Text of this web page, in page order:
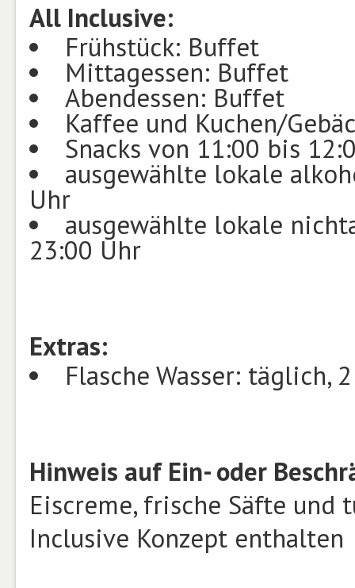
All Inclusive:
Frühstück: Buffet
Mittagessen: Buffet
Abendessen: Buffet
Kaffee und Kuchen/
Snacks von 11:00 bis
ausgewählte lokale
Uhr
ausgewählte lokale
23:00 Uhr
Extras:
Flasche Wasser: täglich,
Hinweis auf Ein- oder
Eiscreme, frische Säfte
Inclusive Konzept enthalten